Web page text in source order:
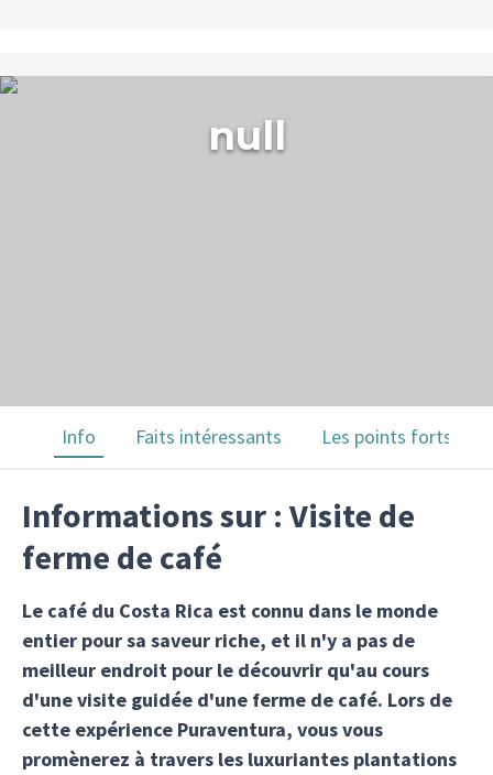
null
Info Faits intéressants Les points forts du
Informations sur : Visite de
ferme de café
Le café du Costa Rica est connu dans le monde
entier pour sa saveur riche, et il n'y a pas de
meilleur endroit pour le découvrir qu'au cours
d'une visite guidée d'une ferme de café. Lors de
cette expérience Puraventura, vous vous
promènerez à travers les luxuriantes plantations